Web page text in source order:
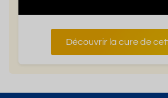
Découvrir la cure de